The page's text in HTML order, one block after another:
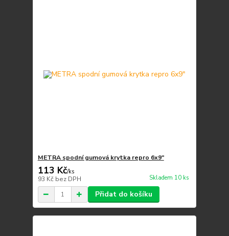
METRA spodní gumová krytka repro 6x9"
113 Kč/ks
93 Kč bez DPH Skladem 10 ks
Přidat do košíku